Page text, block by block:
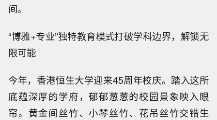
间。
“博雅+专业”独特教育模式打破学科边界，解锁无
限可能
今年，香港恒生大学迎来45周年校庆。踏入这所
底蕴深厚的学府，郁郁葱葱的校园景象映入眼
帘。黄金间丝竹、小琴丝竹、花吊丝竹交错生